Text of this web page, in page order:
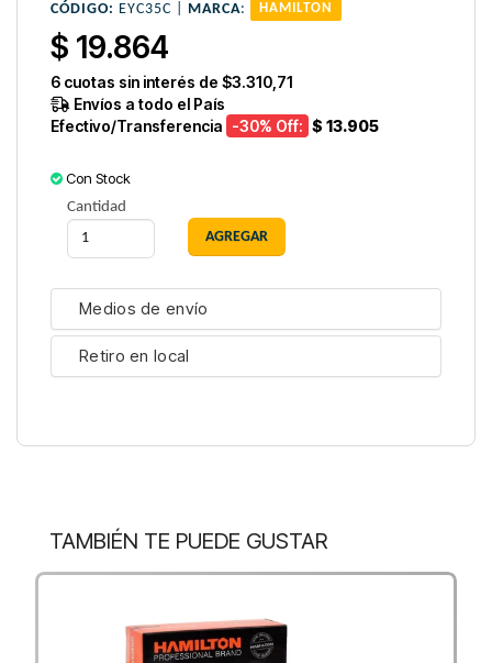
CÓDIGO: EYC35C | MARCA: HAMILTON
$ 19.864
6 cuotas sin interés de $3.310,71
Envíos a todo el País
Efectivo/Transferencia -30% Off: $ 13.905
Con Stock
Cantidad
Medios de envío
Retiro en local
TAMBIÉN TE PUEDE GUSTAR